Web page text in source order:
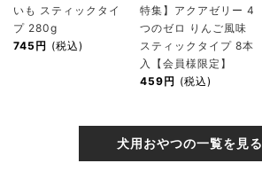
いも スティックタイ
プ 280g
745円 (税込)
特集】アクアゼリー 4
つのゼロ りんご風味
スティックタイプ 8本
入【会員様限定】
459円 (税込)
犬用おやつの一覧を見る